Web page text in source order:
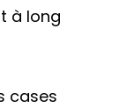
à long
cases